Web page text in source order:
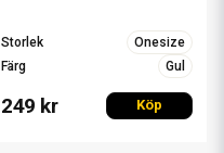
Storlek
Onesize
Färg
Gul
249 kr Köp